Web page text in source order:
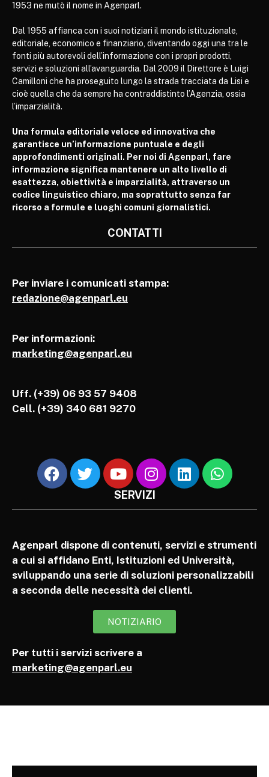
1953 ne mutò il nome in Agenparl.
Dal 1955 affianca con i suoi notiziari il mondo istituzionale,
editoriale, economico e finanziario, diventando oggi una tra le
fonti più autorevoli dell’informazione con i propri prodotti,
servizi e soluzioni all’avanguardia. Dal 2009 il Direttore è Luigi
Camilloni che ha proseguito lungo la strada tracciata da Lisi e
cioè quella che da sempre ha contraddistinto l’Agenzia, ossia
l’imparzialità.
Una formula editoriale veloce ed innovativa che
garantisce un’informazione puntuale e degli
approfondimenti originali. Per noi di Agenparl, fare
informazione significa mantenere un alto livello di
esattezza, obiettività e imparzialità, attraverso un
codice linguistico chiaro, ma soprattutto senza far
ricorso a formule e luoghi comuni giornalistici.
CONTATTI
Per inviare i comunicati stampa:
redazione@agenparl.eu
Per informazioni:
marketing@agenparl.eu
Uff. (+39) 06 93 57 9408
Cell. (+39) 340 681 9270
SERVIZI
Agenparl dispone di contenuti, servizi e strumenti
a cui si affidano Enti, Istituzioni ed Università,
sviluppando una serie di soluzioni personalizzabili
a seconda delle necessità dei clienti.
NOTIZIARIO
Per tutti i servizi scrivere a
marketing@agenparl.eu